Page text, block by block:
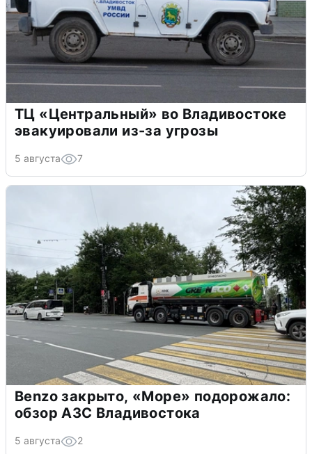
ТЦ «Центральный» во Владивостоке
эвакуировали из-за угрозы
5 августа 7
Benzo закрыто, «Море» подорожало:
обзор АЗС Владивостока
5 августа 2